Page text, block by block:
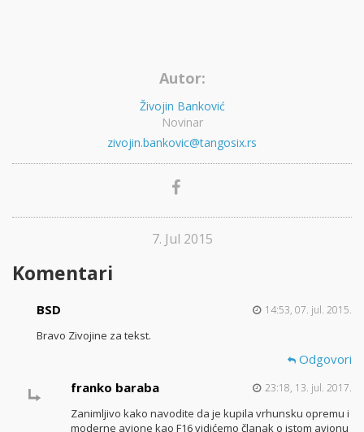
Autor:
Živojin Banković
Novinar
zivojin.bankovic@tangosix.rs
7. Jul 2015
Komentari
BSD 14:53, 07. jul. 2015.
Bravo Zivojine za tekst.
Odgovori
franko baraba
23:18, 13. jul. 2017.
Zanimljivo kako navodite da je kupila vrhunsku opremu i
moderne avione kao F16 vidićemo članak o istom avionu